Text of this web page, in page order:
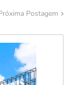
Postagem